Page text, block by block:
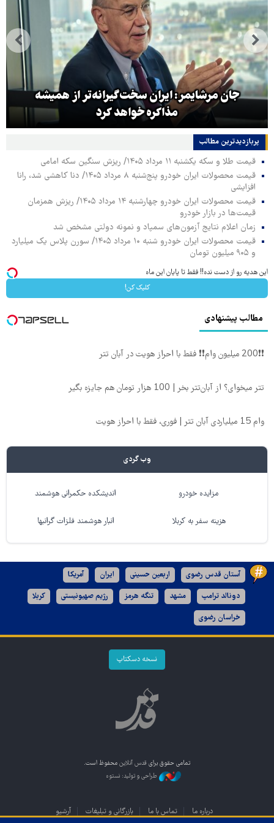
جان مرشایمر: ایران سخت‌گیرانه‌تر از همیشه
مذاکره خواهد کرد
پربازدیدترین‌ مطالب
قیمت طلا و سکه یکشنبه ۱۱ مرداد ۱۴۰۵/ ریزش سنگین سکه امامی
قیمت محصولات ایران خودرو پنج‌شنبه ۸ مرداد ۱۴۰۵/ دنا کاهشی شد، رانا
افزایشی
قیمت محصولات ایران خودرو چهارشنبه ۱۴ مرداد ۱۴۰۵/ ریزش همزمان
قیمت‌ها در بازار خودرو
زمان اعلام نتایج آزمون‌های سمپاد و نمونه دولتی مشخص شد
قیمت محصولات ایران خودرو شنبه ۱۰ مرداد ۱۴۰۵/ سورن پلاس یک میلیارد
و ۹۰۵ میلیون تومان
این هدیه رو از دست نده!! فقط تا پایان این ماه
کلیک کن!
مطالب پیشنهادی
❗❗200 میلیون وام❗❗ فقط با احراز هویت در آبان تتر
تتر میخوای؟ از آبان‌تتر بخر | 100 هزار تومان هم جایزه بگیر
وام 15 میلیاردی آبان تتر | فوری، فقط با احراز هویت
وب گردی
مزایده خودرو اندیشکده حکمرانی هوشمند
هزینه سفر به کربلا انبار هوشمند فلزات گرانبها
آستان قدس رضوی اربعین حسینی ایران آمریکا
دونالد ترامپ مشهد تنگه هرمز رژیم صهیونیستی کربلا
خراسان رضوی
نسخه دسکتاپ
تمامی حقوق برای قدس آنلاین محفوظ است.
طراحی و تولید: نستوه
درباره ما تماس با ما بازرگانی و تبلیغات آرشیو